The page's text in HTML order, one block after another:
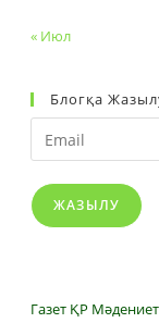
« Июл
Блогқа
Email
ЖАЗЫЛУ
Газет ҚР